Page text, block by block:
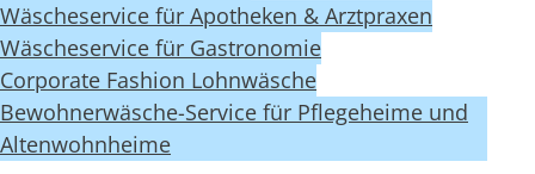
Wäscheservice für Apotheken & Arztpraxen
Wäscheservice für Gastronomie
Corporate Fashion Lohnwäsche
Bewohnerwäsche-Service für Pflegeheime und
Altenwohnheime